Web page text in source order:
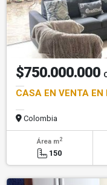
$750.000.000
CASA EN VENTA
Colombia
Área m2
150